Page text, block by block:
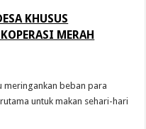
KHUSUS
MERAH
meringankan beban para
untuk makan sehari-hari